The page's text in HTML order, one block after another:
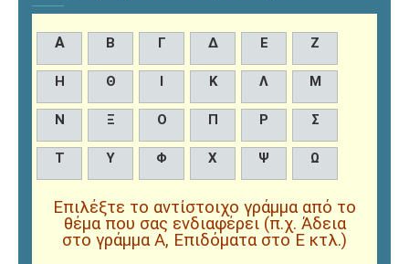
Α Β Γ Δ Ε Ζ
Η Θ Ι Κ Λ Μ
Ν Ξ Ο Π Ρ Σ
Τ Υ Φ Χ Ψ Ω
Επιλέξτε το αντίστοιχο γράμμα από το
θέμα που σας ενδιαφέρει (π.χ. Άδεια
στο γράμμα Α, Επιδόματα στο Ε κτλ.)